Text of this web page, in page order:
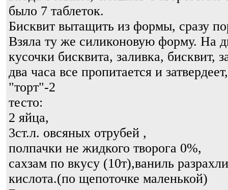
было 7 таблеток.
Бисквит вытащить из формы, сразу
Взяла ту же силиконовую форму. На
кусочки бисквита, заливка, бисквит,
два часа все пропитается и
"торт"-2
тесто:
2 яйца,
3ст.л. овсяных отрубей ,
полпачки не жидкого творога 0%,
сахзам по вкусу (10т),ваниль
кислота.(по щепоточке маленькой)